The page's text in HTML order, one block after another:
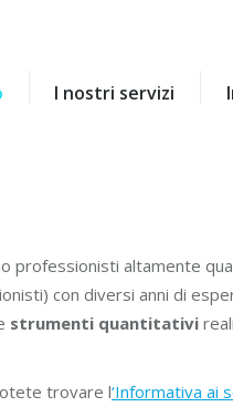
I nostri servizi
professionisti altamente
con diversi anni di
strumenti quantitativi
trovare l‘Informativa ai
I nostri servizi